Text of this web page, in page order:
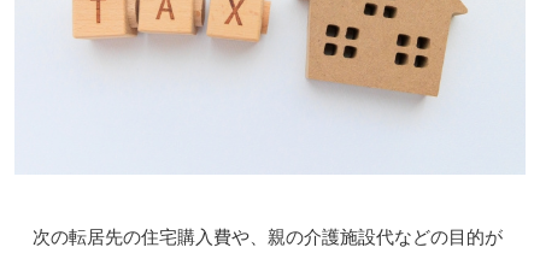
次の転居先の住宅購入費や、親の介護施設代などの目的が